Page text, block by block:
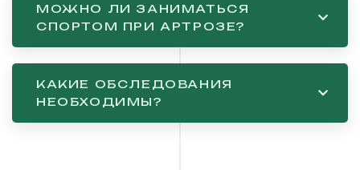
МОЖНО ЛИ ЗАНИМАТЬСЯ
СПОРТОМ ПРИ АРТРОЗЕ?
КАКИЕ ОБСЛЕДОВАНИЯ
НЕОБХОДИМЫ?